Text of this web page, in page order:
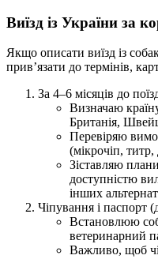
Виїзд із України за
Якщо описати виїзд із
прив’язати до термінів,
За 4–6 місяців до
Визначаю
Британія,
Перевіряю
(мікрочіп,
Зіставляю
доступністю
інших
Чіпування і паспорт
Встановлюю
ветеринарний
Важливо, щоб